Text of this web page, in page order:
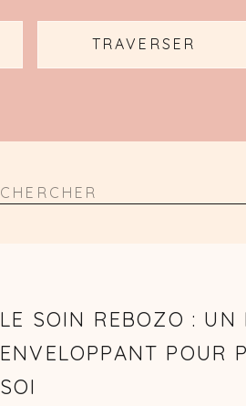
TRAVERSER
LE SOIN REBOZO : UN
ENVELOPPANT POUR
SOI